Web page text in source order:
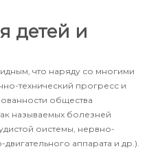
детей и
что наряду со многими
технический прогресс и
общества
называемых болезней
оистемы, нервно-
аппарата и др.).